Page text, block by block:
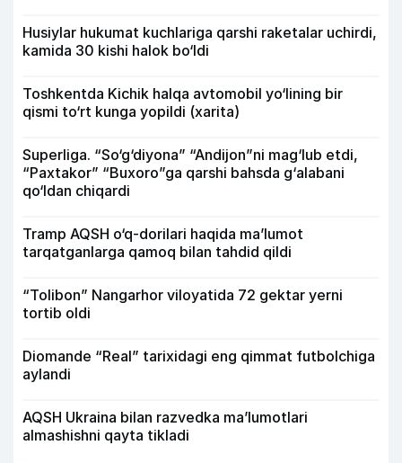
Husiylar hukumat kuchlariga qarshi raketalar uchirdi,
kamida 30 kishi halok bo‘ldi
Toshkentda Kichik halqa avtomobil yo‘lining bir
qismi to‘rt kunga yopildi (xarita)
Superliga. “So‘g‘diyona” “Andijon”ni mag‘lub etdi,
“Paxtakor” “Buxoro”ga qarshi bahsda g‘alabani
qo‘ldan chiqardi
Tramp AQSH o‘q-dorilari haqida ma’lumot
tarqatganlarga qamoq bilan tahdid qildi
“Tolibon” Nangarhor viloyatida 72 gektar yerni
tortib oldi
Diomande “Real” tarixidagi eng qimmat futbolchiga
aylandi
AQSH Ukraina bilan razvedka ma’lumotlari
almashishni qayta tikladi